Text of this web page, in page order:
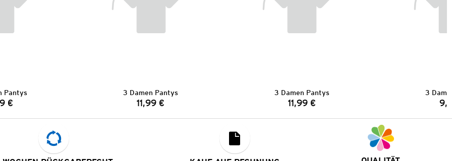
Pantys
€
3 Damen Pantys
Preis:
11,99 €
3 Damen Pantys
Preis:
11,99 €
3